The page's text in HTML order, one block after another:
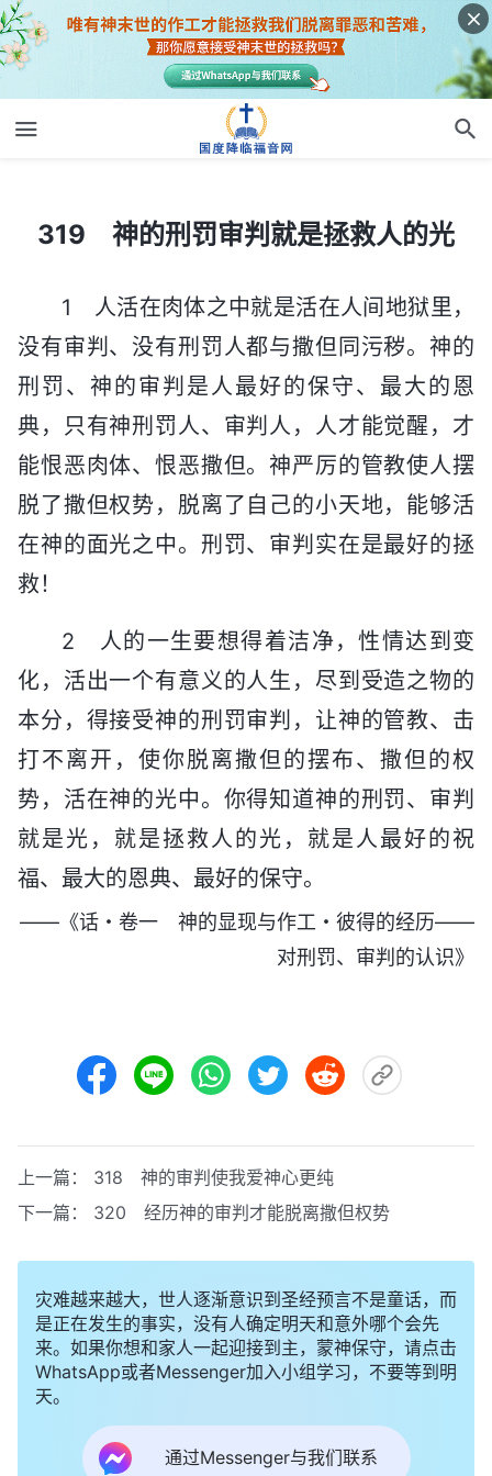
319 神的刑罚审判就是拯救人的光
319 神的刑罚审判就是拯救人的光
1 人活在肉体之中就是活在人间地狱里，
没有审判、没有刑罚人都与撒但同污秽。神的
刑罚、神的审判是人最好的保守、最大的恩
典，只有神刑罚人、审判人，人才能觉醒，才
能恨恶肉体、恨恶撒但。神严厉的管教使人摆
脱了撒但权势，脱离了自己的小天地，能够活
在神的面光之中。刑罚、审判实在是最好的拯
救！
2 人的一生要想得着洁净，性情达到变
化，活出一个有意义的人生，尽到受造之物的
本分，得接受神的刑罚审判，让神的管教、击
打不离开，使你脱离撒但的摆布、撒但的权
势，活在神的光中。你得知道神的刑罚、审判
就是光，就是拯救人的光，就是人最好的祝
福、最大的恩典、最好的保守。
——《话・卷一 神的显现与作工・彼得的经历——
对刑罚、审判的认识》
上一篇： 318 神的审判使我爱神心更纯
下一篇： 320 经历神的审判才能脱离撒但权势
灾难越来越大，世人逐渐意识到圣经预言不是童话，而
是正在发生的事实，没有人确定明天和意外哪个会先
来。如果你想和家人一起迎接到主，蒙神保守，请点击
WhatsApp或者Messenger加入小组学习，不要等到明
天。
通过Messenger与我们联系